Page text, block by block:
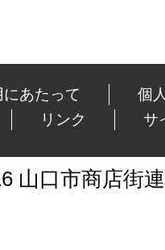
あたって
個
リンク サ
山口市商店街